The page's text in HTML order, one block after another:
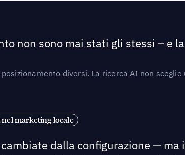
non sono mai stati gli stessi – e
diversi. La ricerca AI non
nel marketing locale
dalla configurazione — ma